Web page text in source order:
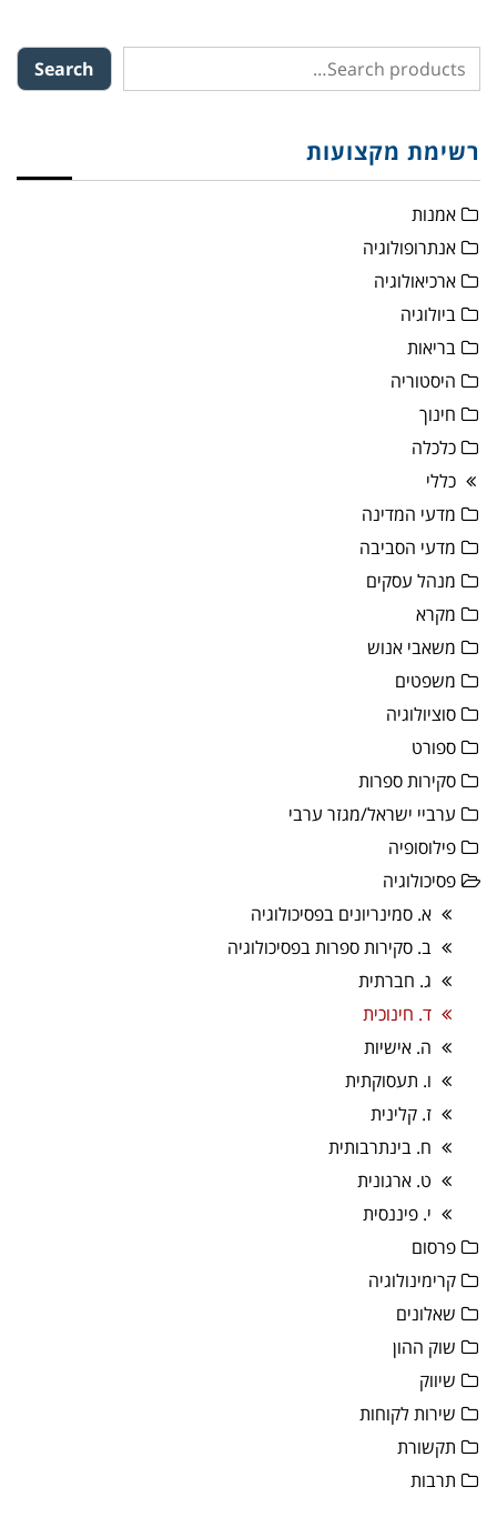
Search
רשימת מקצועות
אמנות
אנתרופולוגיה
ארכיאולוגיה
ביולוגיה
בריאות
היסטוריה
חינוך
כלכלה
כללי
מדעי המדינה
מדעי הסביבה
מנהל עסקים
מקרא
משאבי אנוש
משפטים
סוציולוגיה
ספורט
סקירות ספרות
ערביי ישראל/מגזר ערבי
פילוסופיה
פסיכולוגיה
א. סמינריונים בפסיכולוגיה
ב. סקירות ספרות בפסיכולוגיה
ג. חברתית
ד. חינוכית
ה. אישיות
ו. תעסוקתית
ז. קלינית
ח. בינתרבותית
ט. ארגונית
י. פיננסית
פרסום
קרימינולוגיה
שאלונים
שוק ההון
שיווק
שירות לקוחות
תקשורת
תרבות